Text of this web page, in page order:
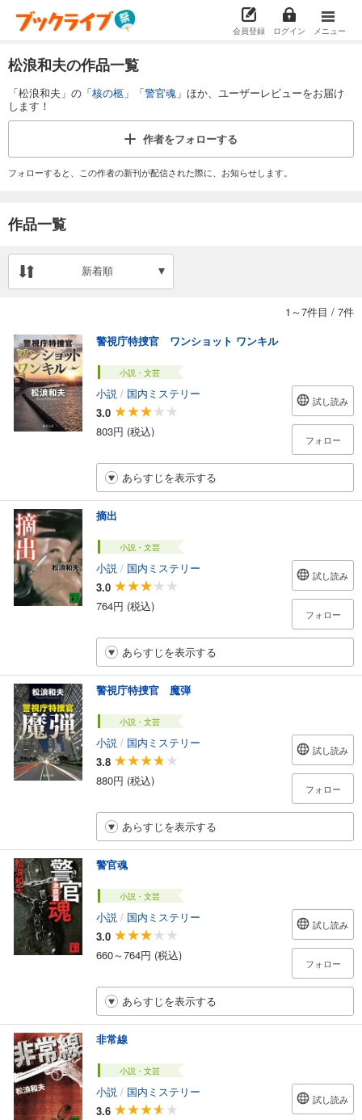
会員登録 ログイン メニュー
松浪和夫の作品一覧
「松浪和夫」の「核の柩 」「警官魂 」ほか、ユーザーレビューをお届け
します！
作者をフォローする
フォローすると、この作者の新刊が配信された際に、お知らせします。
作品一覧
新着順
1～7件目 / 7件
警視庁特捜官 ワンショット ワンキル
小説・文芸
小説 / 国内ミステリー
3.0
803円 (税込)
試し読み
フォロー
あらすじを表示する
摘出
小説・文芸
小説 / 国内ミステリー
3.0
764円 (税込)
試し読み
フォロー
あらすじを表示する
警視庁特捜官 魔弾
小説・文芸
小説 / 国内ミステリー
3.8
880円 (税込)
試し読み
フォロー
あらすじを表示する
警官魂
小説・文芸
小説 / 国内ミステリー
3.0
660～764円 (税込)
試し読み
フォロー
あらすじを表示する
非常線
小説・文芸
小説 / 国内ミステリー
3.6
試し読み